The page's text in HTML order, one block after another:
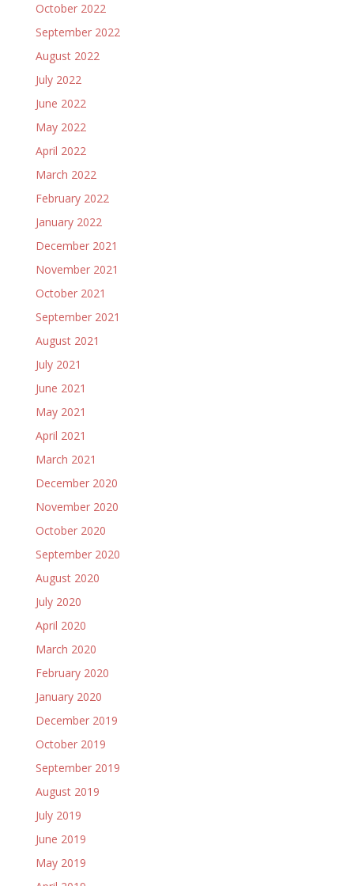
October 2022
September 2022
August 2022
July 2022
June 2022
May 2022
April 2022
March 2022
February 2022
January 2022
December 2021
November 2021
October 2021
September 2021
August 2021
July 2021
June 2021
May 2021
April 2021
March 2021
December 2020
November 2020
October 2020
September 2020
August 2020
July 2020
April 2020
March 2020
February 2020
January 2020
December 2019
October 2019
September 2019
August 2019
July 2019
June 2019
May 2019